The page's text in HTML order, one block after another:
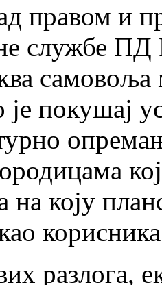
правом и
службе ПД
је покушај
на коју
разлога,